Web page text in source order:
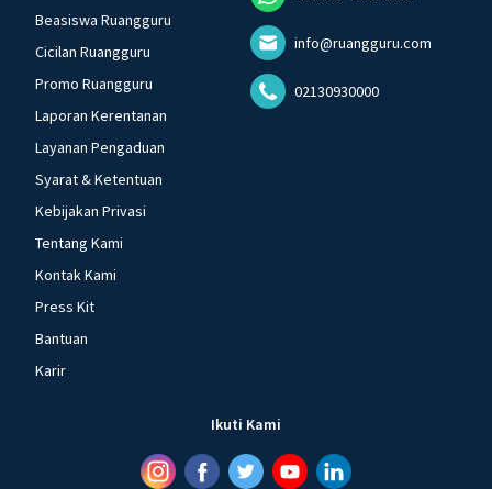
Beasiswa Ruangguru
Cicilan Ruangguru
Promo Ruangguru
Laporan Kerentanan
Layanan Pengaduan
Syarat & Ketentuan
Kebijakan Privasi
Tentang Kami
Kontak Kami
Press Kit
Bantuan
Karir
info@ruangguru.com
02130930000
Ikuti Kami